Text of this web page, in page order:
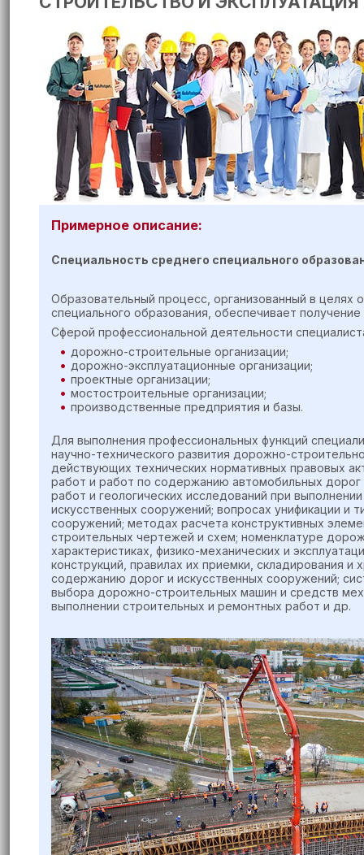
Примерное описание:
Специальность среднего специального
Образовательный процесс, организованный в
специального образования, обеспечивает получение
Сферой профессиональной деятельности
дорожно-строительные организации;
дорожно-эксплуатационные организации;
проектные организации;
мостостроительные организации;
производственные предприятия и базы.
Для выполнения профессиональных функций
научно-технического развития дорожно-
действующих технических нормативных правовых
работ и работ по содержанию автомобильных дорог
работ и геологических исследований при
искусственных сооружений; вопросах унификации и
сооружений; методах расчета конструктивных
строительных чертежей и схем; номенклатуре
характеристиках, физико-механических и
конструкций, правилах их приемки, складирования
содержанию дорог и искусственных сооружений;
выбора дорожно-строительных машин и средств
выполнении строительных и ремонтных работ и др.